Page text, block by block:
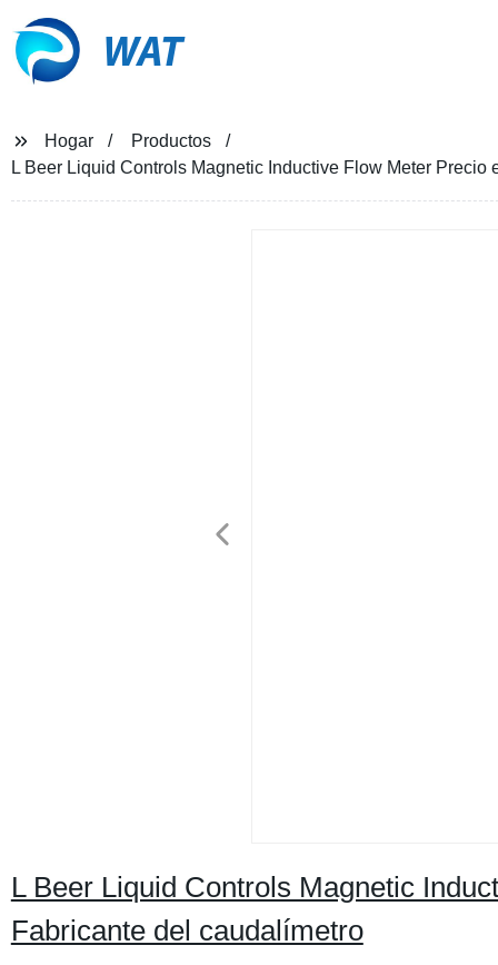
WAT
Hogar
Productos
L Beer Liquid Controls Magnetic Inductive Flow Meter
L Beer Liquid Controls Magnetic
Fabricante del caudalímetro